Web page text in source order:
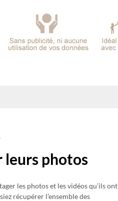
leurs photos
les photos et les vidéos qu’ils ont
récupérer l’ensemble des